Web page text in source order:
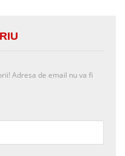
Adresa de email nu va fi